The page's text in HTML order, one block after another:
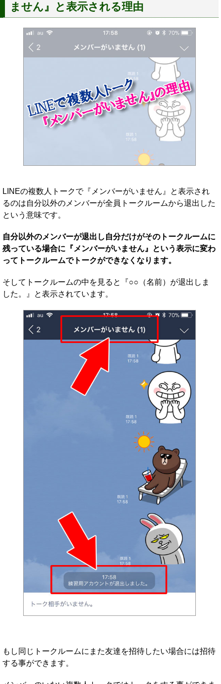
ません』と表示される理由
LINEの複数人トークで『メンバーがいません』と表示され
るのは自分以外のメンバーが全員トークルームから退出した
という意味です。
自分以外のメンバーが退出し自分だけがそのトークルームに
残っている場合に『メンバーがいません』という表示に変わ
ってトークルームでトークができなくなります。
そしてトークルームの中を見ると『○○（名前）が退出しま
した。』と表示されています。
もし同じトークルームにまた友達を招待したい場合には招待
する事ができます。